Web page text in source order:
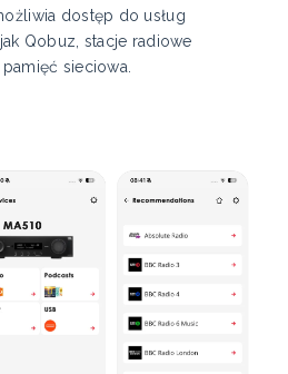
dostęp do usług
Qobuz, stacje radiowe
sieciowa.